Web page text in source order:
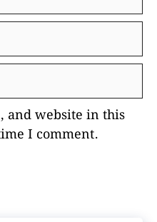
and website in this
I comment.